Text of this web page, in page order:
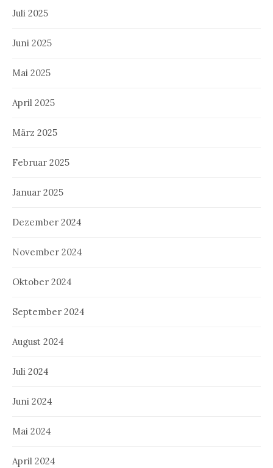
Juli 2025
Juni 2025
Mai 2025
April 2025
März 2025
Februar 2025
Januar 2025
Dezember 2024
November 2024
Oktober 2024
September 2024
August 2024
Juli 2024
Juni 2024
Mai 2024
April 2024